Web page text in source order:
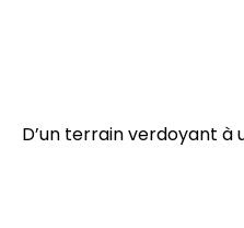
D’un terrain verdoyant à